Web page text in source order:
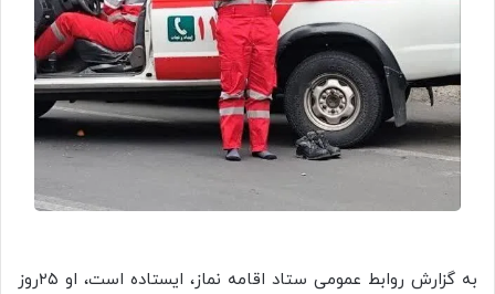
به گزارش روابط عمومی ستاد اقامه نماز، ایستاده است، او ۲۵روز